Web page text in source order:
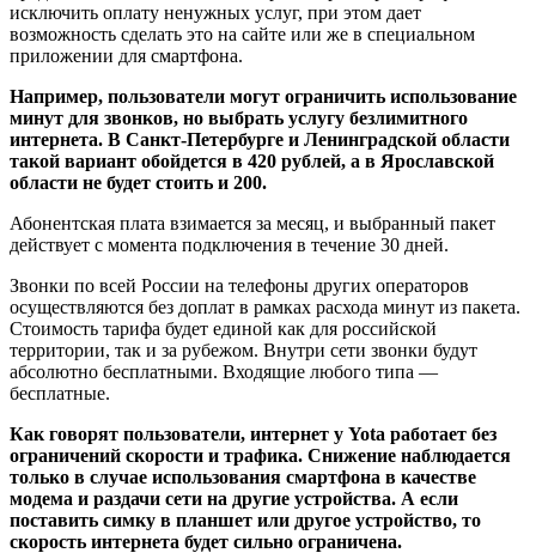
исключить оплату ненужных услуг, при этом дает
возможность сделать это на сайте или же в специальном
приложении для смартфона.
Например, пользователи могут ограничить использование
минут для звонков, но выбрать услугу безлимитного
интернета. В Санкт-Петербурге и Ленинградской области
такой вариант обойдется в 420 рублей, а в Ярославской
области не будет стоить и 200.
Абонентская плата взимается за месяц, и выбранный пакет
действует с момента подключения в течение 30 дней.
Звонки по всей России на телефоны других операторов
осуществляются без доплат в рамках расхода минут из пакета.
Стоимость тарифа будет единой как для российской
территории, так и за рубежом. Внутри сети звонки будут
абсолютно бесплатными. Входящие любого типа —
бесплатные.
Как говорят пользователи, интернет у Yota работает без
ограничений скорости и трафика. Снижение наблюдается
только в случае использования смартфона в качестве
модема и раздачи сети на другие устройства. А если
поставить симку в планшет или другое устройство, то
скорость интернета будет сильно ограничена.